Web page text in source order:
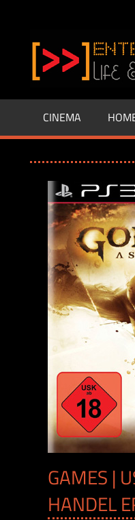
springenBase.de
CINEMA
GAMES |
HANDEL